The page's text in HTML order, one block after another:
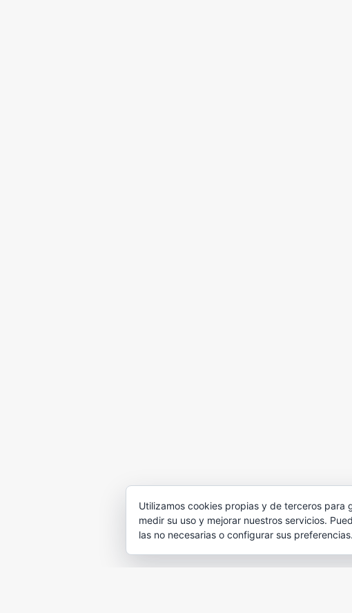
Utilizamos cookies propias y de terceros para
medir su uso y mejorar nuestros servicios.
las no necesarias o configurar sus preferencias.